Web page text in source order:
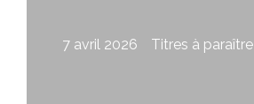
7 avril 2026 Titres à paraître